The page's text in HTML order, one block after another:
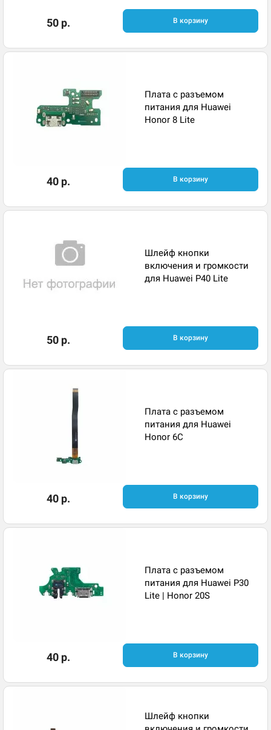
50 р. В корзину
Плата с разъемом
питания для Huawei
Honor 8 Lite
40 р. В корзину
Шлейф кнопки
включения и громкости
для Huawei P40 Lite
50 р. В корзину
Плата с разъемом
питания для Huawei
Honor 6C
40 р. В корзину
Плата с разъемом
питания для Huawei P30
Lite | Honor 20S
40 р. В корзину
Шлейф кнопки